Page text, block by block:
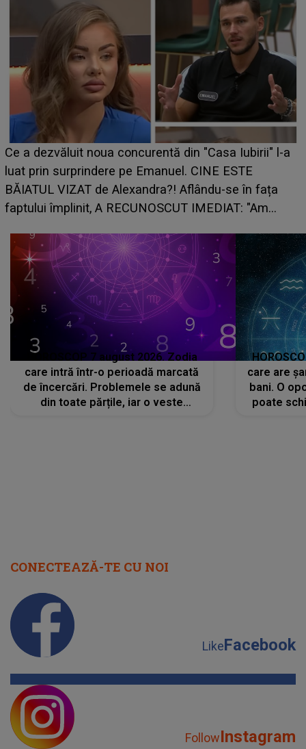
din "Casa Iubirii" l-a
CINE ESTE
Aflându-se în fața
IMEDIAT: "Am
HOROSCOP de
care riscă să rămână
grabă îi aduce pierderi
planurile peste cap
HOROSCOP 7 august 2026. Zodia
care intră într-o perioadă marcată
de încercări. Problemele se adună
din toate părțile, iar o veste
care are
bani. O
poate
CONECTEAZĂ-TE CU NOI
LikeFacebook
FollowInstagram